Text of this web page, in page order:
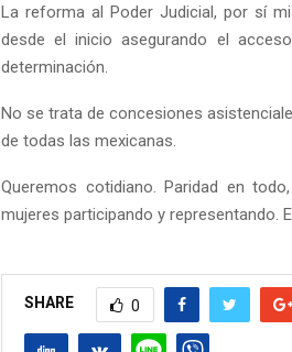
La reforma al Poder Judicial, por sí
desde el inicio asegurando el
determinación.
No se trata de concesiones
de todas las mexicanas.
Queremos cotidiano. Paridad en
mujeres participando y representando.
SHARE 0